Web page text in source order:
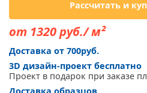
Рассчитать и
от 1320 руб./ м²
Доставка от 700руб.
3D дизайн-проект бесплатно
Проект в подарок при заказе
Доставка образцов